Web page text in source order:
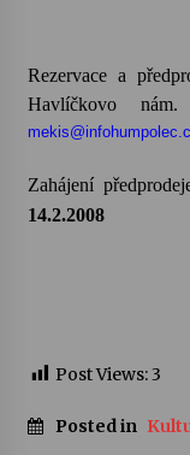
Rezervace a
Havlíčkovo
Zahájení
14.2.2008
Post Views:3
Posted in